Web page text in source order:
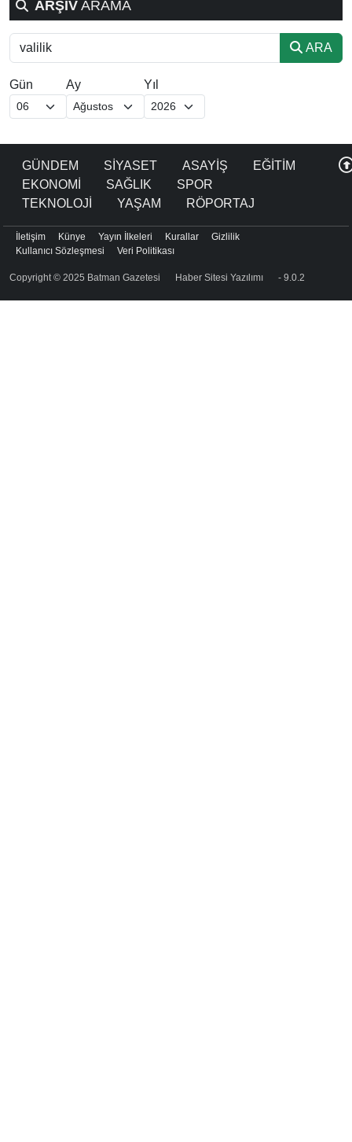
ARŞİV ARAMA
ARA
Gün Ay Yıl
GÜNDEM SİYASET ASAYİŞ
EĞİTİM
EKONOMİ
SAĞLIK
SPOR
TEKNOLOJİ
YAŞAM RÖPORTAJ
Copyright © 2025 Batman Gazetesi Haber Sitesi Yazılımı - 9.0.2
İletişim Künye Yayın İlkeleri Kurallar
Gizlilik
Kullanıcı Sözleşmesi
Veri Politikası